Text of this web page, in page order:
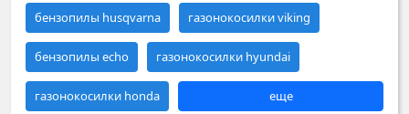
бензопилы husqvarna газонокосилки viking
бензопилы echo газонокосилки hyundai
газонокосилки honda еще